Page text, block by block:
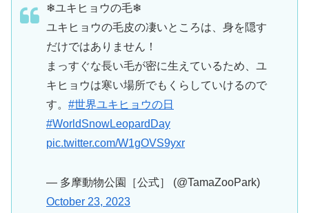
❄ユキヒョウの毛❄
ユキヒョウの毛皮の凄いところは、身を隠す
だけではありません！
まっすぐな長い毛が密に生えているため、ユ
キヒョウは寒い場所でもくらしていけるので
す。 #世界ユキヒョウの日
#WorldSnowLeopardDay
pic.twitter.com/W1gOVS9yxr
— 多摩動物公園［公式］ (@TamaZooPark)
October 23, 2023